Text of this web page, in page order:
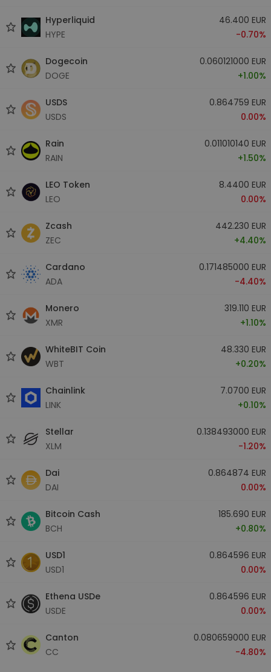
Hyperliquid
HYPE
46.400 EUR
-0.70%
Dogecoin
DOGE
0.060121000 EUR
+1.00%
USDS
USDS
0.864759 EUR
0.00%
Rain
RAIN
0.011010140 EUR
+1.50%
LEO Token
LEO
8.4400 EUR
0.00%
Zcash
ZEC
442.230 EUR
+4.40%
Cardano
ADA
0.171485000 EUR
-4.40%
Monero
XMR
319.110 EUR
+1.10%
WhiteBIT Coin
WBT
48.330 EUR
+0.20%
Chainlink
LINK
7.0700 EUR
+0.10%
Stellar
XLM
0.138493000 EUR
-1.20%
Dai
DAI
0.864874 EUR
0.00%
Bitcoin Cash
BCH
185.690 EUR
+0.80%
USD1
USD1
0.864596 EUR
0.00%
Ethena USDe
USDE
0.864596 EUR
0.00%
Canton
CC
0.080659000 EUR
-4.80%